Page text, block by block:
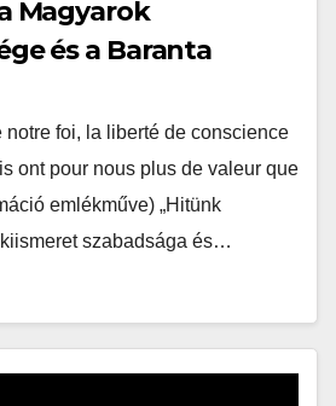
Magyarok
és a Baranta
notre foi, la liberté de conscience
ont pour nous plus de valeur que
emlékműve) „Hitünk
szabadsága és…